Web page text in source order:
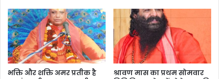
भक्ति और शक्ति अमर प्रतीक है
श्रावण मास का प्रथम सोमवार